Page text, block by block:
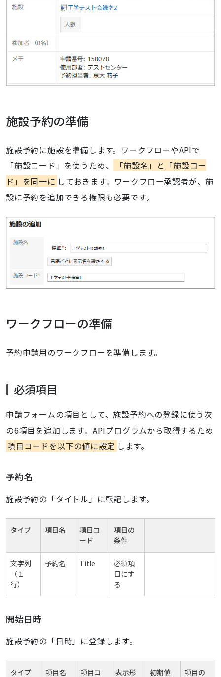
施設予約の準備
施設予約に施設を準備します。ワークフローやAPIで
「施設コード」を使うため、
「施設名」と「施設コー
ド」を同一に しておきます。ワークフロー承認者が、施
設に予約を追加できる権限も必要です。
ワークフローの準備
予約申請用のワークフローを準備します。
必須項目
申請フォームの項目として、施設予約への登録に使う次
の6項目を追加します。APIプログラムから取得するため
項目コードを以下の値に設定 します。
予約名
施設予約の「タイトル」に転記します。
タイプ 項目名
項目コ
ード
項目の
条件
文字列
（１
行）
予約名 Title
必須項
目にす
る
開始日時
施設予約の「日時」に登録します。
タイプ 項目名 項目コ 表示形 初期値 項目の